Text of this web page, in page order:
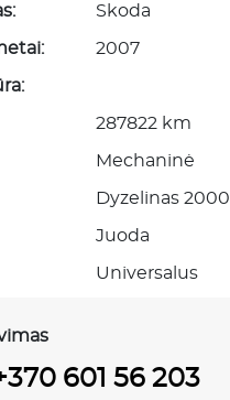
Skoda
2007
287822 km
Mechaninė
Dyzelinas 2000
Juoda
Universalus
601 56 203